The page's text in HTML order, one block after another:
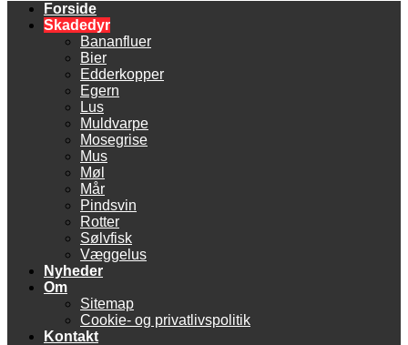
Forside
Skadedyr
Bananfluer
Bier
Edderkopper
Egern
Lus
Muldvarpe
Mosegrise
Mus
Møl
Mår
Pindsvin
Rotter
Sølvfisk
Væggelus
Nyheder
Om
Sitemap
Cookie- og privatlivspolitik
Kontakt